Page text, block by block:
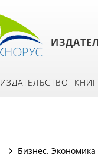
ИЗДАТЕЛЬСТВО
Бизнес. Экономика